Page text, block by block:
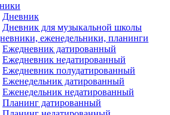
Дневник
Дневник для музыкальной школы
еженедельники, планинги
Ежедневник датированный
Ежедневник недатированный
Ежедневник полудатированный
Еженедельник датированный
Еженедельник недатированный
Планинг датированный